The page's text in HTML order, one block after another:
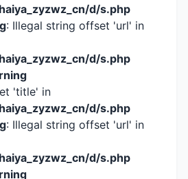
d/s.php
: Illegal string offset 'url' in
d/s.php
'title' in
d/s.php
: Illegal string offset 'url' in
d/s.php